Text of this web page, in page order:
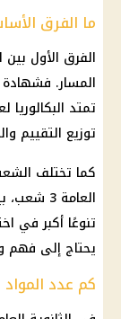
ما الفرق
الفرق الأول
المسار. فشهادة
تمتد
توزيع التقييم
كما تختلف
تنوعًا أكبر في
يحتاج إلى فهم
كم عدد المواد